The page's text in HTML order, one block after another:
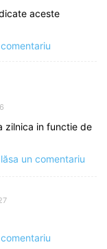
aceste
zilnica in functie de
un comentariu